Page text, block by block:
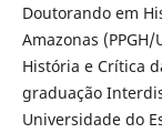
Doutorando em
Amazonas
História e Crítica
graduação
Universidade do